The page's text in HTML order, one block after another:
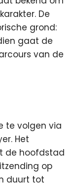
De
grond:
gaat de
van de
te volgen via
Het
de hoofdstad
op
duurt tot